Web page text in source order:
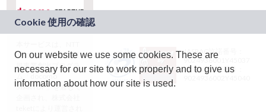
ドコモグループの新
規事業創出プログラ
ム「docomo
STARTUP」を通じて
JASRAC許諾番号：
9024936001Y45037
JASRAC許諾番号：
On our website we use some cookies. These are
necessary for our site to work properly and to give us
information about how our site is used.